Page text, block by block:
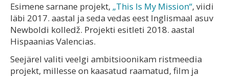
Esimene sarnane projekt, „This Is My Mission“, viidi
läbi 2017. aastal ja seda vedas eest Inglismaal asuv
Newboldi kolledž. Projekti esitleti 2018. aastal
Hispaanias Valencias.
Seejärel valiti veelgi ambitsioonikam ristmeedia
projekt, millesse on kaasatud raamatud, film ja